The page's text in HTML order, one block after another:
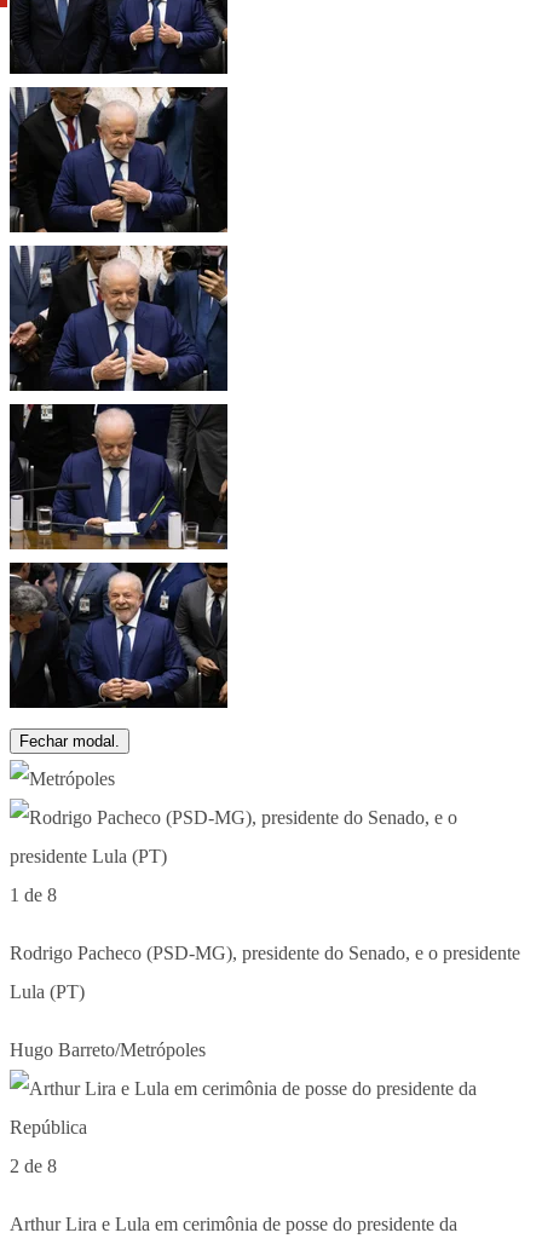
Fechar modal.
1 de 8
Rodrigo Pacheco (PSD-MG), presidente do Senado, e o presidente
Lula (PT)
Hugo Barreto/Metrópoles
2 de 8
Arthur Lira e Lula em cerimônia de posse do presidente da